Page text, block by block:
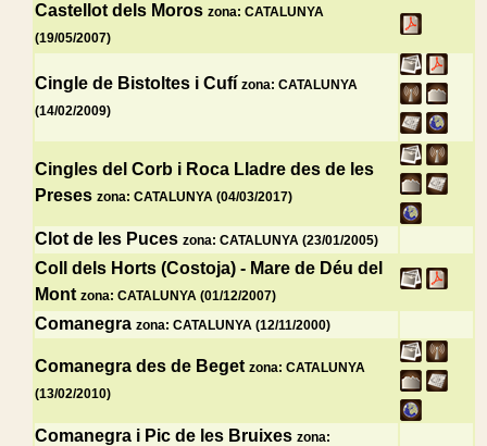
Castellot dels Moros zona: CATALUNYA
(19/05/2007)
Cingle de Bistoltes i Cufí zona: CATALUNYA
(14/02/2009)
Cingles del Corb i Roca Lladre des de les
Preses zona: CATALUNYA (04/03/2017)
Clot de les Puces zona: CATALUNYA (23/01/2005)
Coll dels Horts (Costoja) - Mare de Déu del
Mont zona: CATALUNYA (01/12/2007)
Comanegra zona: CATALUNYA (12/11/2000)
Comanegra des de Beget zona: CATALUNYA
(13/02/2010)
Comanegra i Pic de les Bruixes zona: